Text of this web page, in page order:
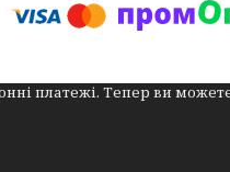
платежі. Тепер ви